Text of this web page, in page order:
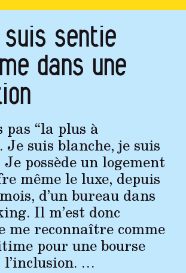
sentie
dans une
pas “la plus à
Je suis blanche, je suis
possède un logement
même le luxe, depuis
d’un bureau dans
Il m’est donc
me reconnaître comme
pour une bourse
l’inclusion. …